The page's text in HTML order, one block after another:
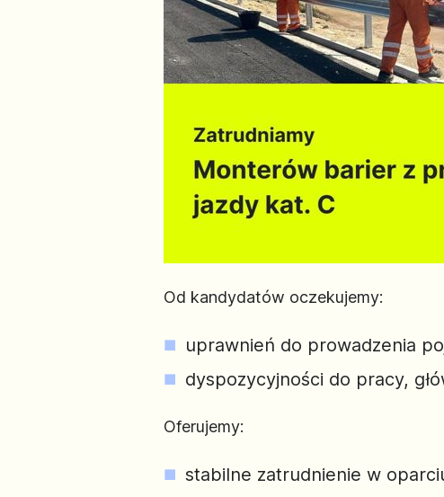
Od kandydatów oczekujemy:
uprawnień do prowadzenia
dyspozycyjności do pracy,
Oferujemy:
stabilne zatrudnienie w